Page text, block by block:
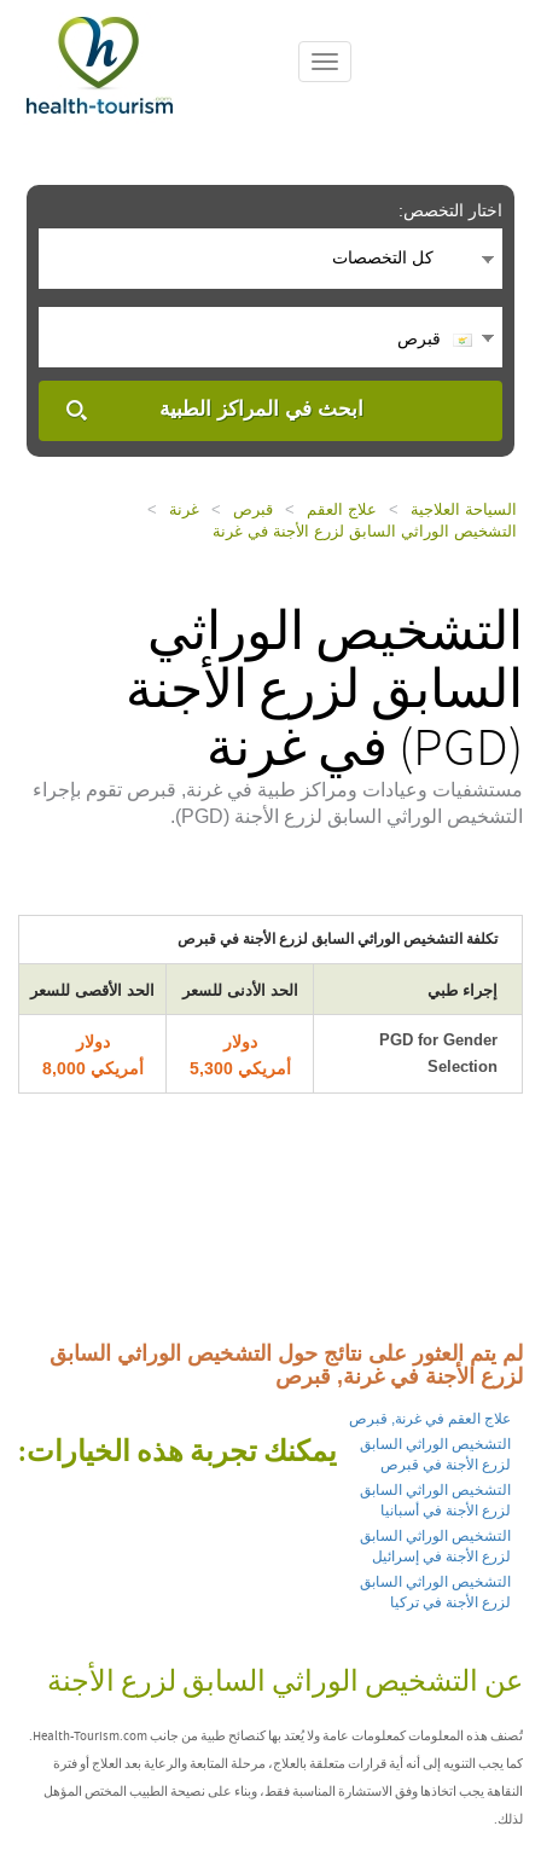
includes
system.
اختار التخصص:
كل التخصصات
قبرص
ابحث في المراكز الطبية
السياحة العلاجية > علاج العقم > قبرص > غرنة
>
التشخيص الوراثي السابق لزرع الأجنة في غرنة
التشخيص الوراثي
السابق لزرع الأجنة
(PGD) في غرنة
مستشفيات وعيادات ومراكز طبية في غرنة, قبرص تقوم بإجراء
التشخيص الوراثي السابق لزرع الأجنة (PGD).
تكلفة التشخيص الوراثي السابق لزرع الأجنة في قبرص
إجراء طبي الحد الأدنى للسعر الحد الأقصى للسعر
PGD for Gender
Selection
دولار
أمريكي 5,300
دولار
أمريكي 8,000
لم يتم العثور على نتائج حول التشخيص الوراثي السابق
لزرع الأجنة في غرنة, قبرص
يمكنك تجربة هذه الخيارات:
علاج العقم في غرنة, قبرص
التشخيص الوراثي السابق
لزرع الأجنة في قبرص
التشخيص الوراثي السابق
لزرع الأجنة في أسبانيا
التشخيص الوراثي السابق
لزرع الأجنة في إسرائيل
التشخيص الوراثي السابق
لزرع الأجنة في تركيا
عن التشخيص الوراثي السابق لزرع الأجنة
تُصنف هذه المعلومات كمعلومات عامة ولا يُعتد بها كنصائح طبية من جانب Health-Tourism.com.
كما يجب التنويه إلى أنه أية قرارات متعلقة بالعلاج، مرحلة المتابعة والرعاية بعد العلاج أو فترة
النقاهة يجب اتخاذها وفق الاستشارة المناسبة فقط، وبناء على نصيحة الطبيب المختص المؤهل
لذلك.